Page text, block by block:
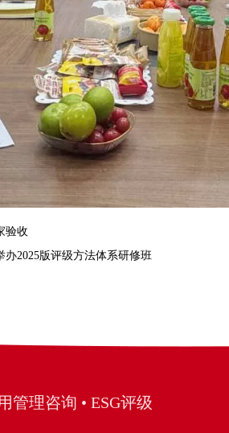
验收
2025版评级方法体系研修班
管理咨询 • ESG评级